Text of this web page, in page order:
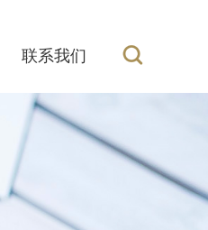
联系我们